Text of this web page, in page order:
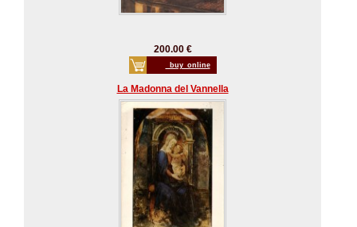
200.00 €
_buy_online
La Madonna del Vannella